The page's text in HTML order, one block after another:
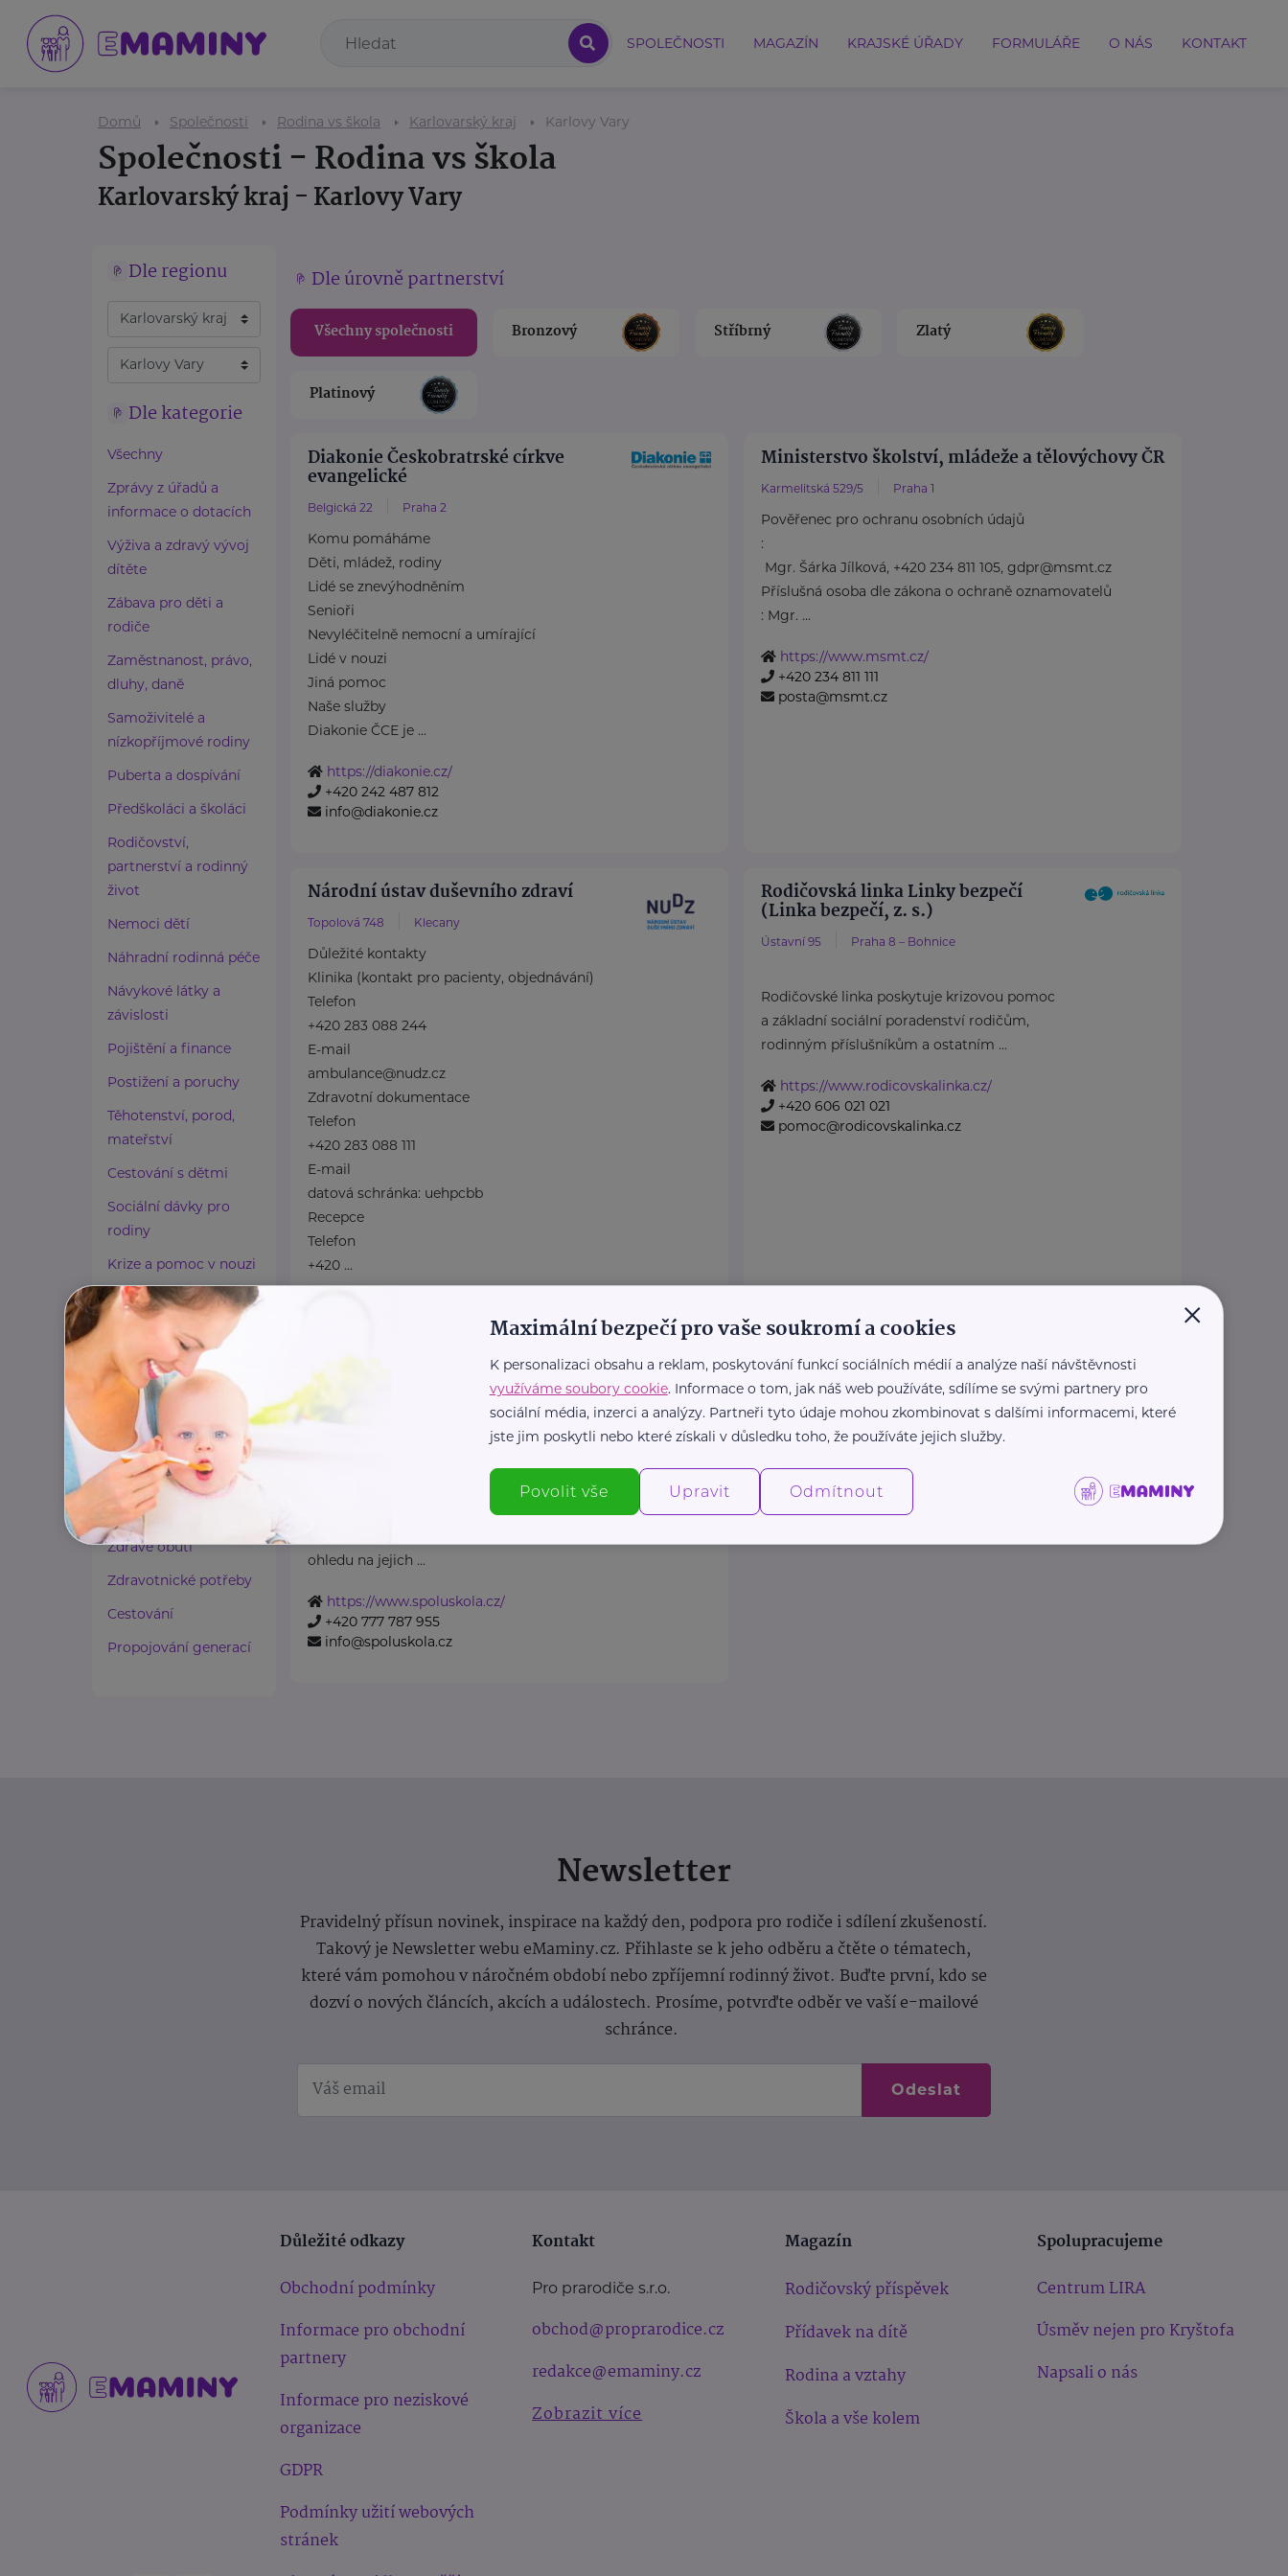
SPOLEČNOSTI MAGAZÍN KRAJSKÉ ÚŘADY FORMULÁŘE O NÁS KONTAKT
Domů Společnosti Rodina vs škola Karlovarský kraj Karlovy Vary
Společnosti - Rodina vs škola
Karlovarský kraj - Karlovy Vary
Dle regionu
Dle kategorie
Všechny
Zprávy z úřadů a
informace o dotacích
Výživa a zdravý vývoj
dítěte
Zábava pro děti a
rodiče
Zaměstnanost, právo,
dluhy, daně
Samoživitelé a
nízkopříjmové rodiny
Puberta a dospívání
Předškoláci a školáci
Rodičovství,
partnerství a rodinný
život
Nemoci dětí
Náhradní rodinná péče
Návykové látky a
závislosti
Pojištění a finance
Postižení a poruchy
Těhotenství, porod,
mateřství
Cestování s dětmi
Sociální dávky pro
rodiny
Krize a pomoc v nouzi
Paliativní péče
Harmonie duše a těla
Zaměstnávání osob ze
zdravotním
postižením
Lázeňství a wellness
Zdravé spaní a sezení
Zdravé obutí
Zdravotnické potřeby
Cestování
Propojování generací
Dle úrovně partnerství
Všechny společnosti Bronzový Stříbrný Zlatý
Platinový
Diakonie Českobratrské církve
evangelické
Belgická 22 Praha 2
Komu pomáháme
Děti, mládež, rodiny
Lidé se znevýhodněním
Senioři
Nevyléčitelně nemocní a umírající
Lidé v nouzi
Jiná pomoc
Naše služby
Diakonie ČCE je ...
https://diakonie.cz/
+420 242 487 812
info@diakonie.cz
Ministerstvo školství, mládeže a tělovýchovy ČR
Karmelitská 529/5 Praha 1
Pověřenec pro ochranu osobních údajů
:
Mgr. Šárka Jílková, +420 234 811 105, gdpr@msmt.cz
Příslušná osoba dle zákona o ochraně oznamovatelů
: Mgr. ...
https://www.msmt.cz/
+420 234 811 111
posta@msmt.cz
Národní ústav duševního zdraví
Topolová 748 Klecany
Důležité kontakty
Klinika (kontakt pro pacienty, objednávání)
Telefon
+420 283 088 244
E-mail
ambulance@nudz.cz
Zdravotní dokumentace
Telefon
+420 283 088 111
E-mail
datová schránka: uehpcbb
Recepce
Telefon
+420 ...
Rodičovská linka Linky bezpečí
(Linka bezpečí, z. s.)
Ústavní 95 Praha 8 – Bohnice
Rodičovské linka poskytuje krizovou pomoc
a základní sociální poradenství rodičům,
rodinným příslušníkům a ostatním ...
https://www.rodicovskalinka.cz/
+420 606 021 021
pomoc@rodicovskalinka.cz
Spoluškola, z. s.
ohledu na jejich ...
https://www.spoluskola.cz/
+420 777 787 955
info@spoluskola.cz
Newsletter
Pravidelný přísun novinek, inspirace na každý den, podpora pro rodiče i sdílení zkušeností.
Takový je Newsletter webu eMaminy.cz. Přihlaste se k jeho odběru a čtěte o tématech,
které vám pomohou v náročném období nebo zpříjemní rodinný život. Buďte první, kdo se
dozví o nových článcích, akcích a událostech. Prosíme, potvrďte odběr ve vaší e-mailové
schránce.
Odeslat
Důležité odkazy
Obchodní podmínky
Informace pro obchodní
partnery
Informace pro neziskové
organizace
GDPR
Podmínky užití webových
stránek
Kontakt
Pro prarodiče s.r.o.
obchod@proprarodice.cz
redakce@emaminy.cz
Zobrazit více
Magazín
Rodičovský příspěvek
Přídavek na dítě
Rodina a vztahy
Škola a vše kolem
Spolupracujeme
Centrum LIRA
Úsměv nejen pro Kryštofa
Napsali o nás
×
Maximální bezpečí pro vaše soukromí a cookies
K personalizaci obsahu a reklam, poskytování funkcí sociálních médií a analýze naší návštěvnosti
využíváme soubory cookie. Informace o tom, jak náš web používáte, sdílíme se svými partnery pro
sociální média, inzerci a analýzy. Partneři tyto údaje mohou zkombinovat s dalšími informacemi, které
jste jim poskytli nebo které získali v důsledku toho, že používáte jejich služby.
Povolit vše Upravit Odmítnout